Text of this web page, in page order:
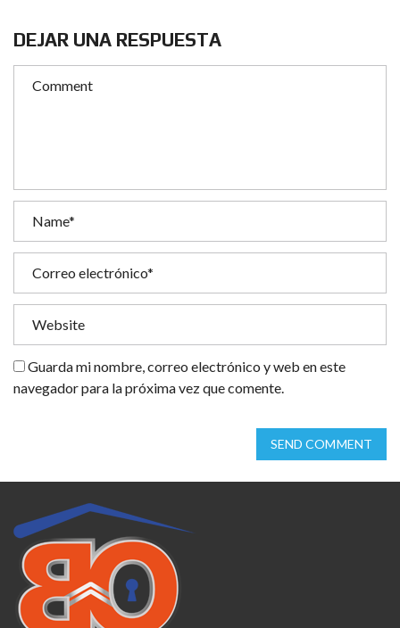
DEJAR UNA RESPUESTA
Guarda mi nombre, correo electrónico y web en este
navegador para la próxima vez que comente.
SEND COMMENT